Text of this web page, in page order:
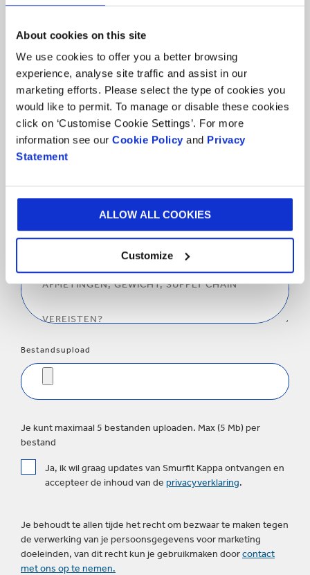
About cookies on this site
We use cookies to offer you a better browsing
experience, analyse site traffic and assist in our
marketing efforts. Please select the type of cookies you
would like to permit. To manage or disable these cookies
click on ‘Customise Cookie Settings’. For more
information see our Cookie Policy and Privacy
Statement
ALLOW ALL COOKIES
Customize
BENODIGDE HOEVEELHEID *
Onze minimale ordergrootte bedraagt 50 stuks
Land *
Is er nog iets dat we moeten
weten?
BOODSCHAP
Bestandsupload
Je kunt maximaal 5 bestanden uploaden. Max (5 Mb) per
bestand
Ja, ik wil graag updates van Smurfit Kappa ontvangen en
accepteer de inhoud van de privacyverklaring.
Je behoudt te allen tijde het recht om bezwaar te maken tegen
de verwerking van je persoonsgegevens voor marketing
doeleinden, van dit recht kun je gebruikmaken doorcontact
met ons op te nemen.